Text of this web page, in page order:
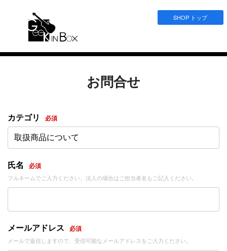
SHOP トップ
お問合せ
カテゴリ 必須
取扱商品について
氏名 必須
フルネームでご入力ください。法人の場合はご担当者名もご記入ください。
メールアドレス 必須
メールで返信しますので、受信可能なメールアドレスをご入力ください。